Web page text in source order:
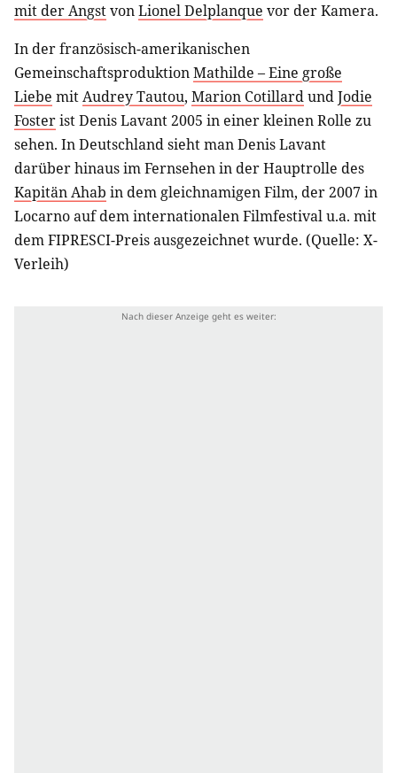
mit der AngstvonLionel Delplanque vor der Kamera.
In der französisch-amerikanischen
GemeinschaftsproduktionMathilde – Eine große
Liebe mitAudrey Tautou, Marion CotillardundJodie
Fosterist Denis Lavant 2005 in einer kleinen Rolle zu
sehen. In Deutschland sieht man Denis Lavant
darüber hinaus im Fernsehen in der Hauptrolle des
Kapitän Ahab in dem gleichnamigen Film, der 2007 in
Locarno auf dem internationalen Filmfestival u.a. mit
dem FIPRESCI-Preis ausgezeichnet wurde. (Quelle: X-
Verleih)